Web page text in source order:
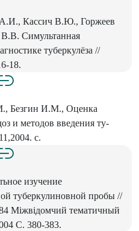
Кассич В.Ю., Горжеев
Симультанная
туберкулёза //
18.
Безгин И.М., Оценка
и методов введения ту-
с.
изучение
туберкулиновной пробы //
Мiжвiдомчий тематичный
С. 380-383.